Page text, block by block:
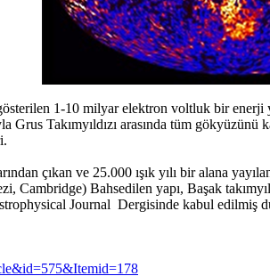
1-10 milyar elektron voltluk bir
Grus Takımyıldızı arasında tüm gökyüzünü
çıkan ve 25.000 ışık yılı bir alana
Bahsedilen yapı, Başak
Journal Dergisinde kabul edilmiş